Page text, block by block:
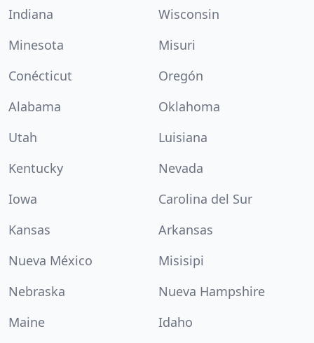
Indiana
Wisconsin
Minesota
Misuri
Conécticut
Oregón
Alabama
Oklahoma
Utah
Luisiana
Kentucky
Nevada
Iowa
Carolina del Sur
Kansas
Arkansas
Nueva México
Misisipi
Nebraska
Nueva Hampshire
Maine
Idaho